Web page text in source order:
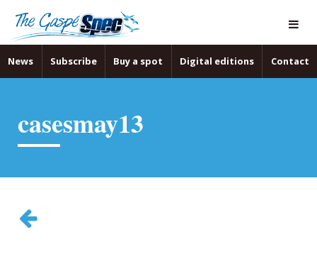
News Subscribe Buy a spot Digital editions Contact
casesmay13